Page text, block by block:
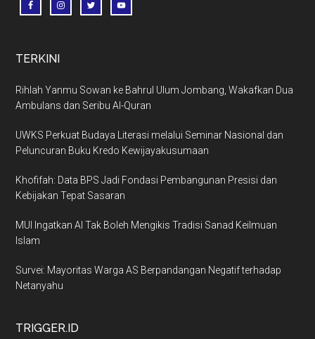
TERKINI
Rihlah Yanmu Sowan ke Bahrul Ulum Jombang, Wakafkan Dua
Ambulans dan Seribu Al-Quran
UWKS Perkuat Budaya Literasi melalui Seminar Nasional dan
Peluncuran Buku Kredo Kewijayakusumaan
Khofifah: Data BPS Jadi Fondasi Pembangunan Presisi dan
Kebijakan Tepat Sasaran
MUI Ingatkan AI Tak Boleh Mengikis Tradisi Sanad Keilmuan
Islam
Survei: Mayoritas Warga AS Berpandangan Negatif terhadap
Netanyahu
TRIGGER.ID